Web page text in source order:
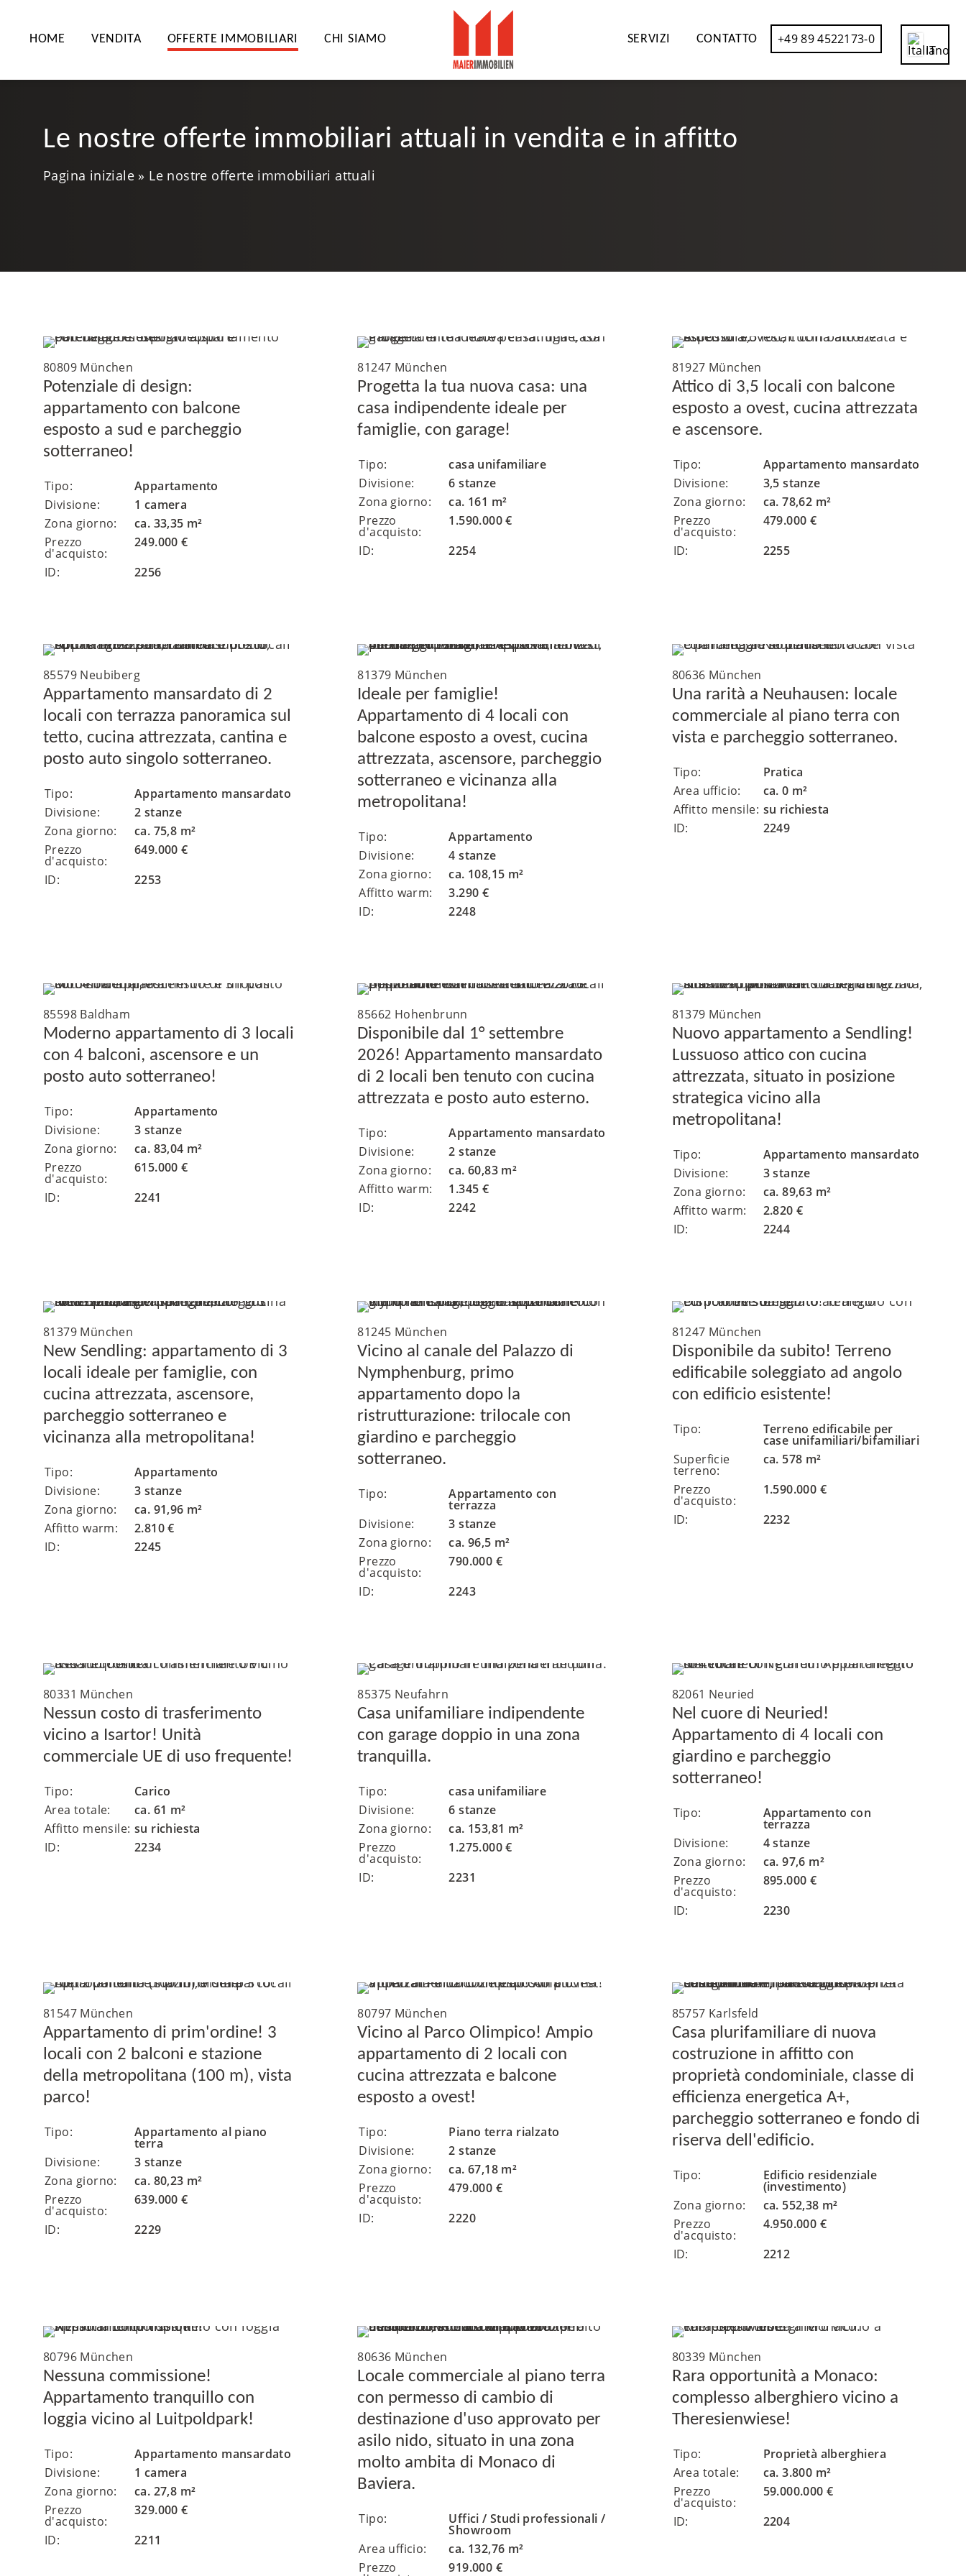
IT
RU
HOME VENDITA OFFERTE IMMOBILIARI CHI SIAMO SERVIZI CONTATTO +49 89 4522173-0
Le nostre offerte immobiliari attuali in vendita e in affitto
Pagina iniziale Le nostre offerte immobiliari attuali
80809 München
Potenziale di design:
appartamento con balcone
esposto a sud e parcheggio
sotterraneo!
Tipo:
Appartamento
Divisione:
1 camera
Zona giorno:
ca. 33,35 m²
Prezzo
d'acquisto:
249.000 €
ID:
2256
81247 München
Progetta la tua nuova casa: una
casa indipendente ideale per
famiglie, con garage!
Tipo:
casa unifamiliare
Divisione:
6 stanze
Zona giorno:
ca. 161 m²
Prezzo
d'acquisto:
1.590.000 €
ID:
2254
81927 München
Attico di 3,5 locali con balcone
esposto a ovest, cucina attrezzata
e ascensore.
Tipo:
Appartamento mansardato
Divisione:
3,5 stanze
Zona giorno:
ca. 78,62 m²
Prezzo
d'acquisto:
479.000 €
ID:
2255
85579 Neubiberg
Appartamento mansardato di 2
locali con terrazza panoramica sul
tetto, cucina attrezzata, cantina e
posto auto singolo sotterraneo.
Tipo:
Appartamento mansardato
Divisione:
2 stanze
Zona giorno:
ca. 75,8 m²
Prezzo
d'acquisto:
649.000 €
ID:
2253
81379 München
Ideale per famiglie!
Appartamento di 4 locali con
balcone esposto a ovest, cucina
attrezzata, ascensore, parcheggio
sotterraneo e vicinanza alla
metropolitana!
Tipo:
Appartamento
Divisione:
4 stanze
Zona giorno:
ca. 108,15 m²
Affitto warm:
3.290 €
ID:
2248
80636 München
Una rarità a Neuhausen: locale
commerciale al piano terra con
vista e parcheggio sotterraneo.
Tipo:
Pratica
Area ufficio:
ca. 0 m²
Affitto mensile: su richiesta
ID:
2249
85598 Baldham
Moderno appartamento di 3 locali
con 4 balconi, ascensore e un
posto auto sotterraneo!
Tipo:
Appartamento
Divisione:
3 stanze
Zona giorno:
ca. 83,04 m²
Prezzo
d'acquisto:
615.000 €
ID:
2241
85662 Hohenbrunn
Disponibile dal 1° settembre
2026! Appartamento mansardato
di 2 locali ben tenuto con cucina
attrezzata e posto auto esterno.
Tipo:
Appartamento mansardato
Divisione:
2 stanze
Zona giorno:
ca. 60,83 m²
Affitto warm:
1.345 €
ID:
2242
81379 München
Nuovo appartamento a Sendling!
Lussuoso attico con cucina
attrezzata, situato in posizione
strategica vicino alla
metropolitana!
Tipo:
Appartamento mansardato
Divisione:
3 stanze
Zona giorno:
ca. 89,63 m²
Affitto warm:
2.820 €
ID:
2244
81379 München
New Sendling: appartamento di 3
locali ideale per famiglie, con
cucina attrezzata, ascensore,
parcheggio sotterraneo e
vicinanza alla metropolitana!
Tipo:
Appartamento
Divisione:
3 stanze
Zona giorno:
ca. 91,96 m²
Affitto warm:
2.810 €
ID:
2245
81245 München
Vicino al canale del Palazzo di
Nymphenburg, primo
appartamento dopo la
ristrutturazione: trilocale con
giardino e parcheggio
sotterraneo.
Tipo: Appartamento con
terrazza
Divisione:
3 stanze
Zona giorno:
ca. 96,5 m²
Prezzo
d'acquisto:
790.000 €
ID:
2243
81247 München
Disponibile da subito! Terreno
edificabile soleggiato ad angolo
con edificio esistente!
Tipo: Terreno edificabile per
case unifamiliari/bifamiliari
Superficie
terreno:
ca. 578 m²
Prezzo
d'acquisto:
1.590.000 €
ID:
2232
80331 München
Nessun costo di trasferimento
vicino a Isartor! Unità
commerciale UE di uso frequente!
Tipo:
Carico
Area totale:
ca. 61 m²
Affitto mensile: su richiesta
ID:
2234
85375 Neufahrn
Casa unifamiliare indipendente
con garage doppio in una zona
tranquilla.
Tipo:
casa unifamiliare
Divisione:
6 stanze
Zona giorno:
ca. 153,81 m²
Prezzo
d'acquisto:
1.275.000 €
ID:
2231
82061 Neuried
Nel cuore di Neuried!
Appartamento di 4 locali con
giardino e parcheggio
sotterraneo!
Tipo: Appartamento con
terrazza
Divisione:
4 stanze
Zona giorno:
ca. 97,6 m²
Prezzo
d'acquisto:
895.000 €
ID:
2230
81547 München
Appartamento di prim'ordine! 3
locali con 2 balconi e stazione
della metropolitana (100 m), vista
parco!
Tipo: Appartamento al piano
terra
Divisione:
3 stanze
Zona giorno:
ca. 80,23 m²
Prezzo
d'acquisto:
639.000 €
ID:
2229
80797 München
Vicino al Parco Olimpico! Ampio
appartamento di 2 locali con
cucina attrezzata e balcone
esposto a ovest!
Tipo:
Piano terra rialzato
Divisione:
2 stanze
Zona giorno:
ca. 67,18 m²
Prezzo
d'acquisto:
479.000 €
ID:
2220
85757 Karlsfeld
Casa plurifamiliare di nuova
costruzione in affitto con
proprietà condominiale, classe di
efficienza energetica A+,
parcheggio sotterraneo e fondo di
riserva dell'edificio.
Tipo: Edificio residenziale
(investimento)
Zona giorno:
ca. 552,38 m²
Prezzo
d'acquisto:
4.950.000 €
ID:
2212
80796 München
Nessuna commissione!
Appartamento tranquillo con
loggia vicino al Luitpoldpark!
Tipo:
Appartamento mansardato
Divisione:
1 camera
Zona giorno:
ca. 27,8 m²
Prezzo
d'acquisto:
329.000 €
ID:
2211
80636 München
Locale commerciale al piano terra
con permesso di cambio di
destinazione d'uso approvato per
asilo nido, situato in una zona
molto ambita di Monaco di
Baviera.
Tipo: Uffici / Studi professionali /
Showroom
Area ufficio:
ca. 132,76 m²
Prezzo
919.000 €
80339 München
Rara opportunità a Monaco:
complesso alberghiero vicino a
Theresienwiese!
Tipo:
Proprietà alberghiera
Area totale:
ca. 3.800 m²
Prezzo
d'acquisto:
59.000.000 €
ID:
2204